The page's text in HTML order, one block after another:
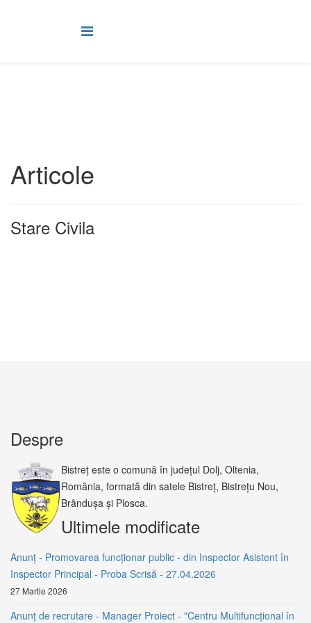
Articole
Stare Civila
Despre
Bistreț este o comună în județul Dolj, Oltenia,
România, formată din satele Bistreț, Bistrețu Nou,
Brândușa și Plosca.
Ultimele modificate
Anunț - Promovarea funcționar public - din Inspector Asistent în
Inspector Principal - Proba Scrisă - 27.04.2026
27 Martie 2026
Anunț de recrutare - Manager Proiect - "Centru Multifuncțional în